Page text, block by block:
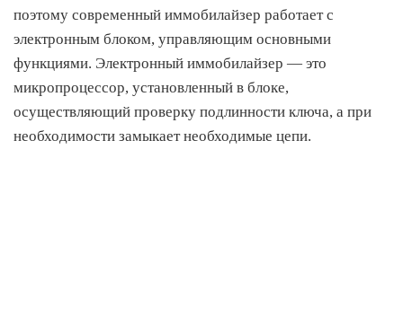
поэтому современный иммобилайзер работает с
электронным блоком, управляющим основными
функциями. Электронный иммобилайзер — это
микропроцессор, установленный в блоке,
осуществляющий проверку подлинности ключа, а при
необходимости замыкает необходимые цепи.